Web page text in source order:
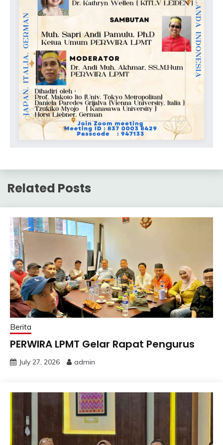
Related Posts
Berita
PERWIRA LPMT Gelar Rapat Pengurus
July 27, 2026 admin